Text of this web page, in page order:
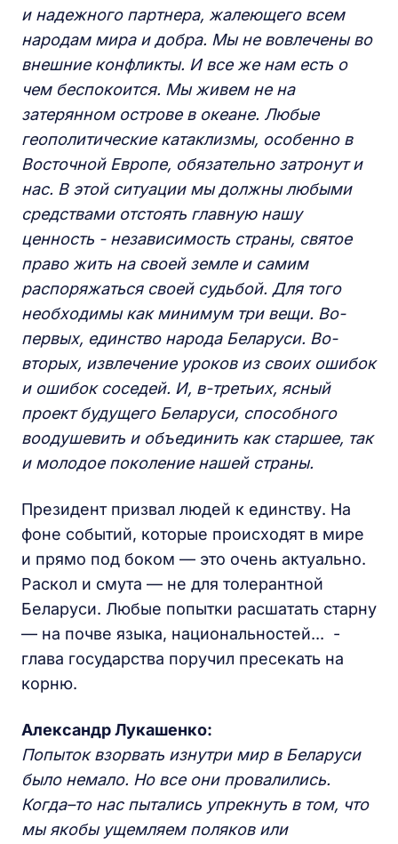
и надежного партнера, жалеющего всем
народам мира и добра. Мы не вовлечены во
внешние конфликты. И все же нам есть о
чем беспокоится. Мы живем не на
затерянном острове в океане. Любые
геополитические катаклизмы, особенно в
Восточной Европе, обязательно затронут и
нас. В этой ситуации мы должны любыми
средствами отстоять главную нашу
ценность - независимость страны, святое
право жить на своей земле и самим
распоряжаться своей судьбой. Для того
необходимы как минимум три вещи. Во-
первых, единство народа Беларуси. Во-
вторых, извлечение уроков из своих ошибок
и ошибок соседей. И, в-третьих, ясный
проект будущего Беларуси, способного
воодушевить и объединить как старшее, так
и молодое поколение нашей страны.
Президент призвал людей к единству. На
фоне событий, которые происходят в мире
и прямо под боком — это очень актуально.
Раскол и смута — не для толерантной
Беларуси. Любые попытки расшатать старну
— на почве языка, национальностей... -
глава государства поручил пресекать на
корню.
Александр Лукашенко:
Попыток взорвать изнутри мир в Беларуси
было немало. Но все они провалились.
Когда–то нас пытались упрекнуть в том, что
мы якобы ущемляем поляков или